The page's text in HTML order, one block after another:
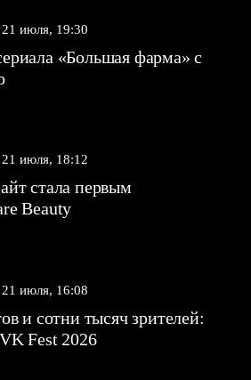
21 июля, 19:30
«Большая фарма» с
21 июля, 18:12
стала первым
Beauty
21 июля, 16:08
и сотни тысяч зрителей:
Fest 2026